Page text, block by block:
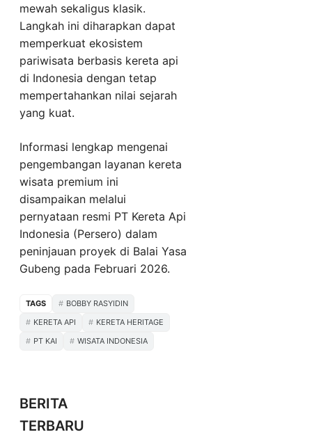
mewah sekaligus klasik.
Langkah ini diharapkan dapat
memperkuat ekosistem
pariwisata berbasis kereta api
di Indonesia dengan tetap
mempertahankan nilai sejarah
yang kuat.
Informasi lengkap mengenai
pengembangan layanan kereta
wisata premium ini
disampaikan melalui
pernyataan resmi PT Kereta Api
Indonesia (Persero) dalam
peninjauan proyek di Balai Yasa
Gubeng pada Februari 2026.
TAGS
BOBBY RASYIDIN
KERETA API
KERETA HERITAGE
PT KAI
WISATA INDONESIA
BERITA
TERBARU